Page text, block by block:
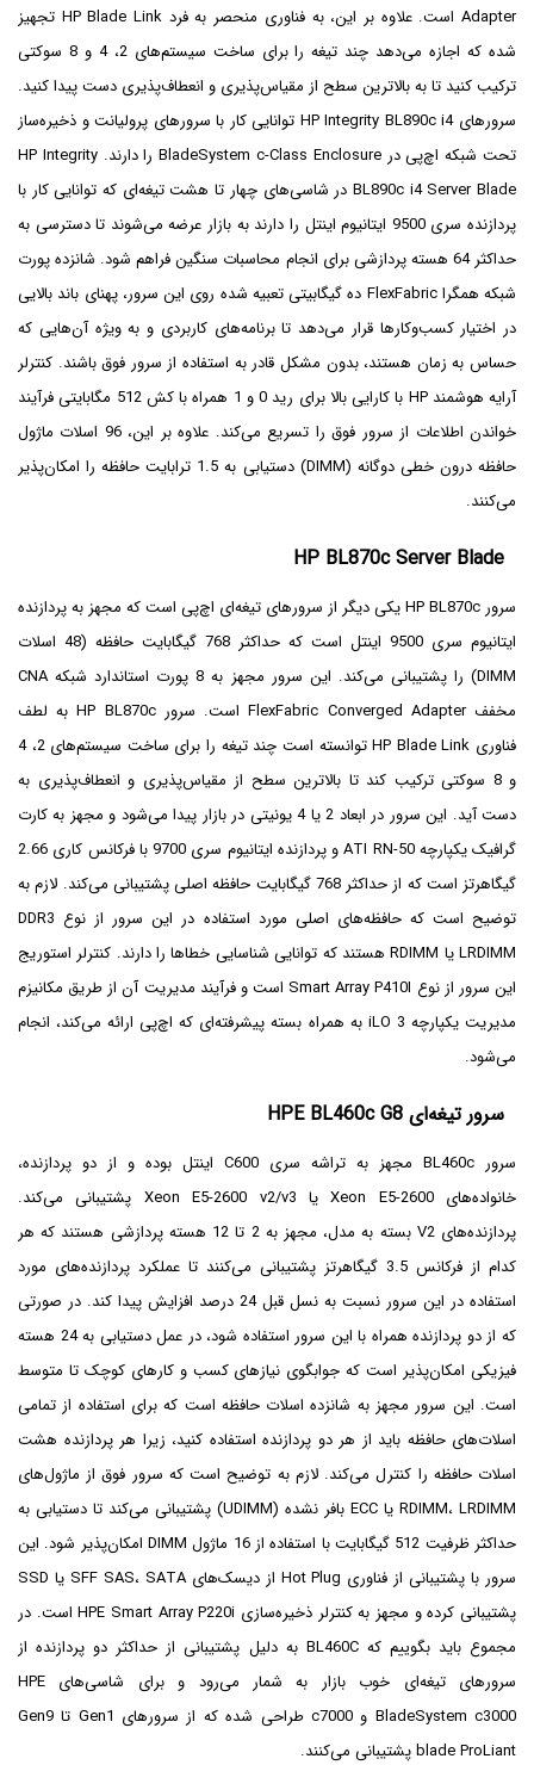
Adapter است. علاوه بر این، به فناوری منحصر به فرد HP Blade Link تجهیز
شده که اجازه می‌دهد چند تیغه را برای ساخت سیستم‌های 2، 4 و 8 سوکتی
ترکیب کنید تا به بالاترین سطح از مقیاس‌پذیری و انعطاف‌پذیری دست پیدا کنید.
سرورهای HP Integrity BL890c i4 توانایی کار با سرورهای پرولیانت و ذخیره‌ساز
تحت شبکه اچ‌پی در BladeSystem c-Class Enclosure را دارند. HP Integrity
BL890c i4 Server Blade در شاسی‌های چهار تا هشت تیغه‌ای که توانایی کار با
پردازنده سری 9500 ایتانیوم اینتل را دارند به بازار عرضه می‌شوند تا دسترسی به
حداکثر 64 هسته پردازشی برای انجام محاسبات سنگین‌ فراهم شود. شانزده پورت
شبکه همگرا FlexFabric ده گیگابیتی تعبیه شده روی این سرور، پهنای باند بالایی
در اختیار کسب‌وکارها قرار می‌دهد تا برنامه‌های کاربردی و به ویژه آن‌هایی که
حساس به زمان هستند، بدون مشکل قادر به استفاده از سرور فوق باشند. کنترلر
آرایه هوشمند HP با کارایی بالا برای رید 0 و 1 همراه با کش 512 مگابایتی فرآیند
خواندن اطلاعات از سرور فوق را تسریع می‌کند. علاوه بر این، 96 اسلات ماژول
حافظه درون خطی دوگانه (DIMM) دستیابی به 1.5 ترابایت حافظه را امکان‌پذیر
می‌کنند.
HP BL870c Server Blade
سرور HP BL870c یکی دیگر از سرورهای تیغه‌ای اچ‌پی است که مجهز به پردازنده
ایتانیوم سری 9500 اینتل است که حداکثر 768 گیگابایت حافظه (48 اسلات
DIMM) را پشتیبانی می‌کند. این سرور مجهز به 8 پورت استاندارد شبکه CNA
مخفف FlexFabric Converged Adapter است. سرور HP BL870c به لطف
فناوری HP Blade Link توانسته است چند تیغه را برای ساخت سیستم‌های 2، 4
و 8 سوکتی ترکیب کند تا بالاترین سطح از مقیاس‌پذیری و انعطاف‌پذیری به
دست آید. این سرور در ابعاد 2 یا 4 یونیتی در بازار پیدا می‌شود و مجهز به کارت
گرافیک یکپارچه ATI RN-50 و پردازنده ایتانیوم سری 9700 با فرکانس کاری 2.66
گیگاهرتز است که از حداکثر 768 گیگابایت حافظه اصلی پشتیبانی می‌کند. لازم به
توضیح است که حافظه‌های اصلی مورد استفاده در این سرور از نوع DDR3
LRDIMM یا RDIMM هستند که توانایی شناسایی خطاها را دارند. کنترلر استوریج
این سرور از نوع Smart Array P410I است و فرآیند مدیریت آن از طریق مکانیزم
مدیریت یکپارچه iLO 3 به همراه بسته پیشرفته‌ای که اچ‌پی ارائه می‌کند، انجام
می‌شود.
سرور تیغه‌ای HPE BL460c G8
سرور BL460c مجهز به تراشه سری C600 اینتل بوده و از دو پردازنده،
خانواده‌های Xeon E5-2600 یا Xeon E5-2600 v2/v3 پشتیبانی می‌کند.
پردازنده‌های V2 بسته به مدل، مجهز به 2 تا 12 هسته پردازشی هستند که هر
کدام از فرکانس 3.5 گیگاهرتز پشتیبانی می‌کنند تا عملکرد پردازنده‌های مورد
استفاده در این سرور نسبت به نسل قبل 24 درصد افزایش پیدا کند. در صورتی
که از دو پردازنده همراه با این سرور استفاده شود، در عمل دستیابی به 24 هسته
فیزیکی امکان‌پذیر است که جوابگوی نیازهای کسب و کارهای کوچک تا متوسط
است. این سرور مجهز به شانزده اسلات حافظه است که برای استفاده از تمامی
اسلات‌های حافظه باید از هر دو پردازنده استفاده کنید، زیرا هر پردازنده هشت
اسلات حافظه را کنترل می‌کند. لازم به توضیح است که سرور فوق از ماژول‌های
RDIMM، LRDIMM یا ECC بافر نشده (UDIMM) پشتیبانی می‌کند تا دستیابی به
حداکثر ظرفیت 512 گیگابایت با استفاده از 16 ماژول DIMM امکان‌پذیر شود. این
سرور با پشتیبانی از فناوری Hot Plug از دیسک‌های SFF SAS، SATA یا SSD
پشتیبانی کرده و مجهز به کنترلر ذخیره‌سازی HPE Smart Array P220i است. در
مجموع باید بگوییم که BL460C به دلیل پشتیبانی از حداکثر دو پردازنده از
سرورهای تیغه‌ای خوب بازار به شمار می‌رود و برای شاسی‌های HPE
BladeSystem c3000 و c7000 طراحی شده که از سرورهای Gen1 تا Gen9
blade ProLiant پشتیبانی می‌کنند.